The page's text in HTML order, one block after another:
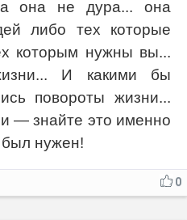
она не дура... она
либо тех которые
которым нужны вы...
И какими бы
повороты жизни...
— знайте это именно
был нужен!
0